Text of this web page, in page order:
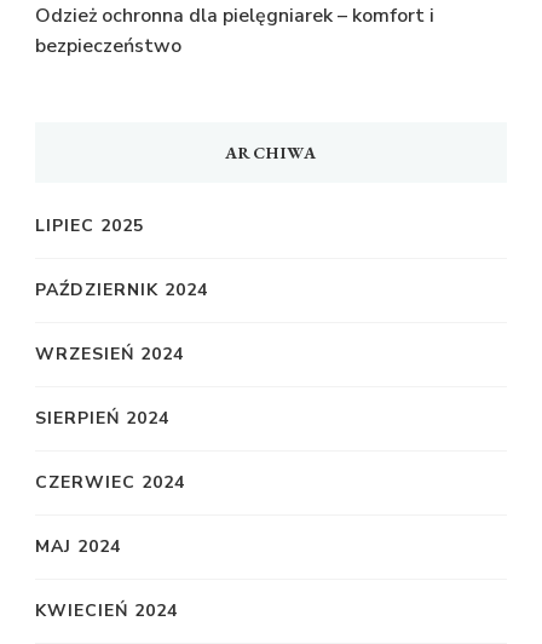
Odzież ochronna dla pielęgniarek – komfort i
bezpieczeństwo
ARCHIWA
LIPIEC 2025
PAŹDZIERNIK 2024
WRZESIEŃ 2024
SIERPIEŃ 2024
CZERWIEC 2024
MAJ 2024
KWIECIEŃ 2024